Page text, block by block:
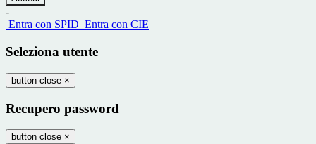
-
Entra con SPID Entra con CIE
Seleziona utente
button close ×
Recupero password
button close ×